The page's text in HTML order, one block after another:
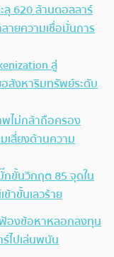
ลุ 620 ล้านดอลลาร์
ายความเชื่อมั่นการ
สู่
อสังหาริมทรัพย์ระดับ
ไม่กล้าถือครอง
เสี่ยงด้านความ
ขั้นวิกฤต 85 จุดใน
าขั้นเลวร้าย
องข้อหาหลอกลงทุน
ไปเล่นพนัน